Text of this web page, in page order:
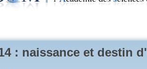
: naissance et destin